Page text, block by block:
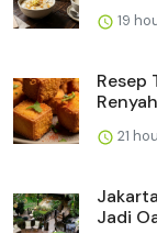
19
Resep
21
Jadi